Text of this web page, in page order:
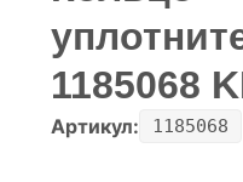
1185068
Артикул: 1185068